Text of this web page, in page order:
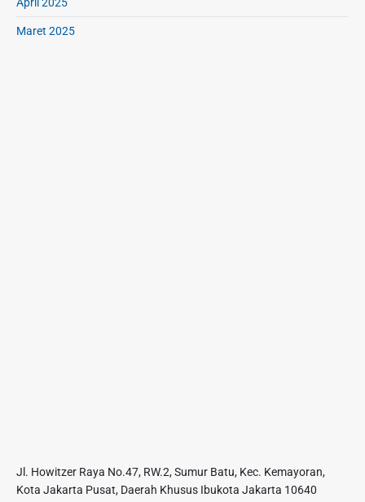
Maret 2025
Jl. Howitzer Raya No.47, RW.2, Sumur Batu, Kec. Kemayoran,
Kota Jakarta Pusat, Daerah Khusus Ibukota Jakarta 10640